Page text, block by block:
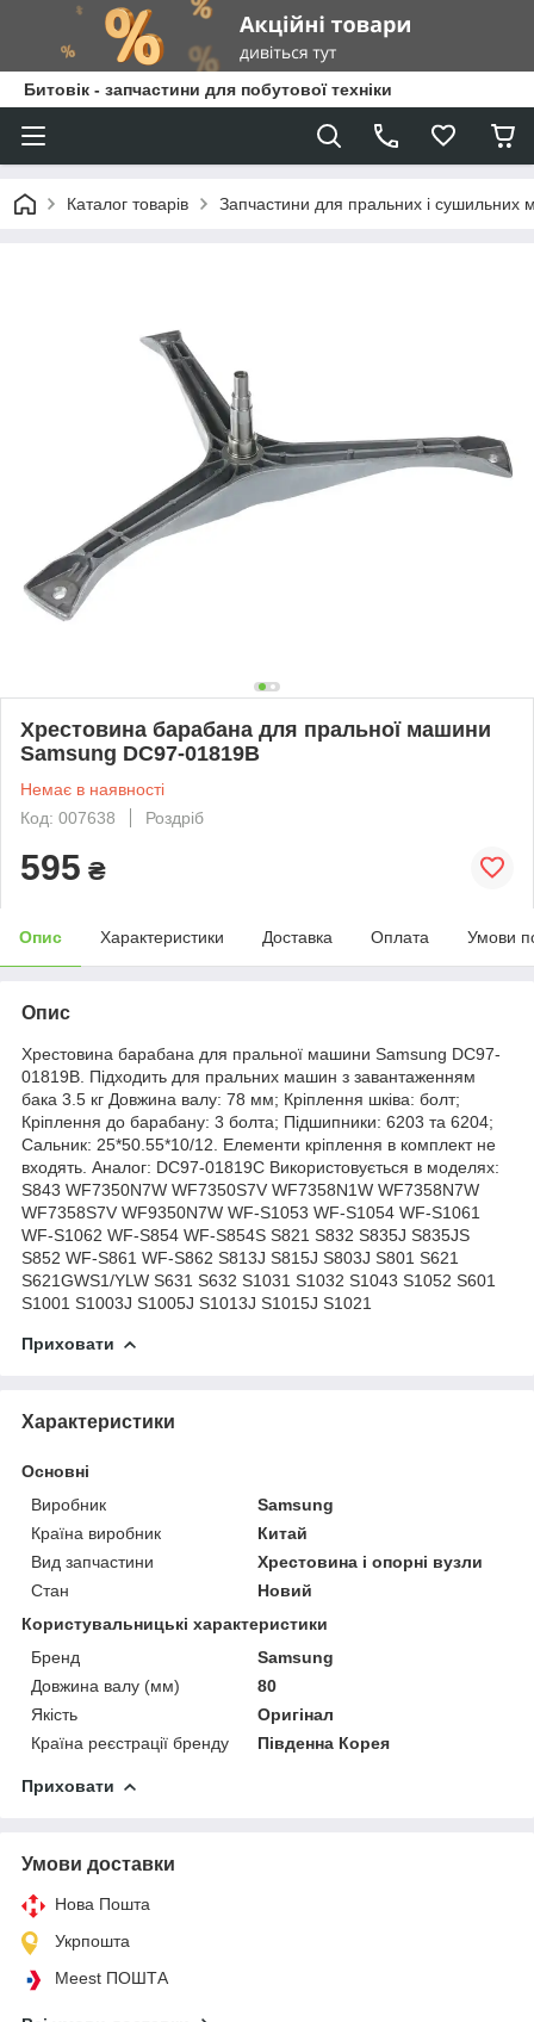
Битовік - запчастини для побутової техніки
Каталог товарів Запчастини для пральних і сушильних
Хрестовина барабана для пральної машини
Samsung DC97-01819B
Немає в наявності
Код: 007638
Роздріб
595 ₴
Опис Характеристики Доставка Оплата Умови
Опис
Хрестовина барабана для пральної машини Samsung DC97-
01819B. Підходить для пральних машин з завантаженням
бака 3.5 кг Довжина валу: 78 мм; Кріплення шківа: болт;
Кріплення до барабану: 3 болта; Підшипники: 6203 та 6204;
Сальник: 25*50.55*10/12. Елементи кріплення в комплект не
входять. Аналог: DC97-01819C Використовується в моделях:
S843 WF7350N7W WF7350S7V WF7358N1W WF7358N7W
WF7358S7V WF9350N7W WF-S1053 WF-S1054 WF-S1061
WF-S1062 WF-S854 WF-S854S S821 S832 S835J S835JS
S852 WF-S861 WF-S862 S813J S815J S803J S801 S621
S621GWS1/YLW S631 S632 S1031 S1032 S1043 S1052 S601
S1001 S1003J S1005J S1013J S1015J S1021
Приховати
Характеристики
Основні
Виробник
Samsung
Країна виробник
Китай
Вид запчастини
Хрестовина і опорні вузли
Стан
Новий
Користувальницькі характеристики
Бренд
Samsung
Довжина валу (мм)
80
Якість
Оригінал
Країна реєстрації бренду
Південна Корея
Приховати
Умови доставки
Нова Пошта
Укрпошта
Meest ПОШТА